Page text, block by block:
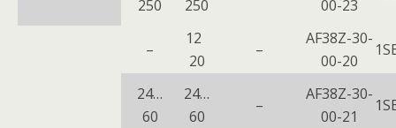
250
250
00-23
–
12
20
–
AF38Z-30-
00-20
24…
60
24…
60
–
AF38Z-30-
00-21